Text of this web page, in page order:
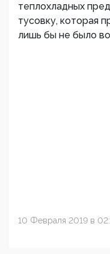
теплохладных
тусовку, которая
лишь бы не было
10 Февраля 2019 в